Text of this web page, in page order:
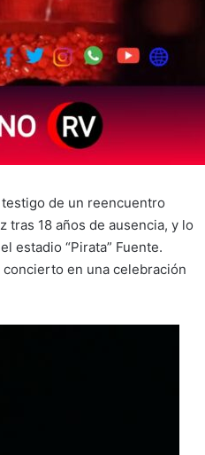
de un reencuentro
tras 18 años de ausencia, y lo
estadio “Pirata” Fuente.
en una celebración